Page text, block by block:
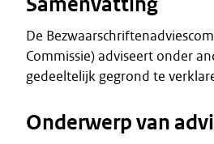
De
Commissie) adviseert onder
gedeeltelijk gegrond te
Onderwerp van